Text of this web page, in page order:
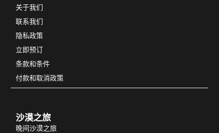
关于我们
联系我们
隐私政策
立即预订
条款和条件
付款和取消政策
沙漠之旅
晚间沙漠之旅